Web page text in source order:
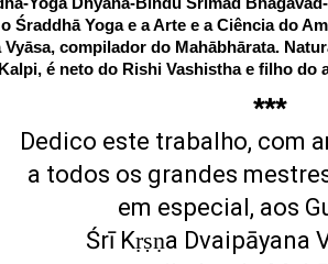
Śraddhā Yoga e a Arte e a Ciência do
Vyāsa, compilador do Mahābhārata.
Kalpi, é neto do Rishi Vashistha e filho do
***
Dedico este trabalho, com
a todos os grandes
em especial, aos
Śrī Kṛṣṇa Dvaipāyana